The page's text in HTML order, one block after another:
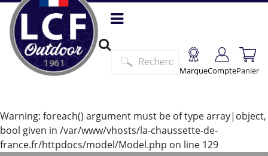
MarqueComptePanier
Warning: foreach() argument must be of type array|object,
bool given in /var/www/vhosts/la-chaussette-de-
france.fr/httpdocs/model/Model.php on line 129